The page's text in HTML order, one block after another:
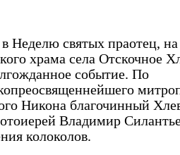
в Неделю святых праотец,
храма села Отскочное
событие. По
Никона благочинный
Владимир
колоколов.